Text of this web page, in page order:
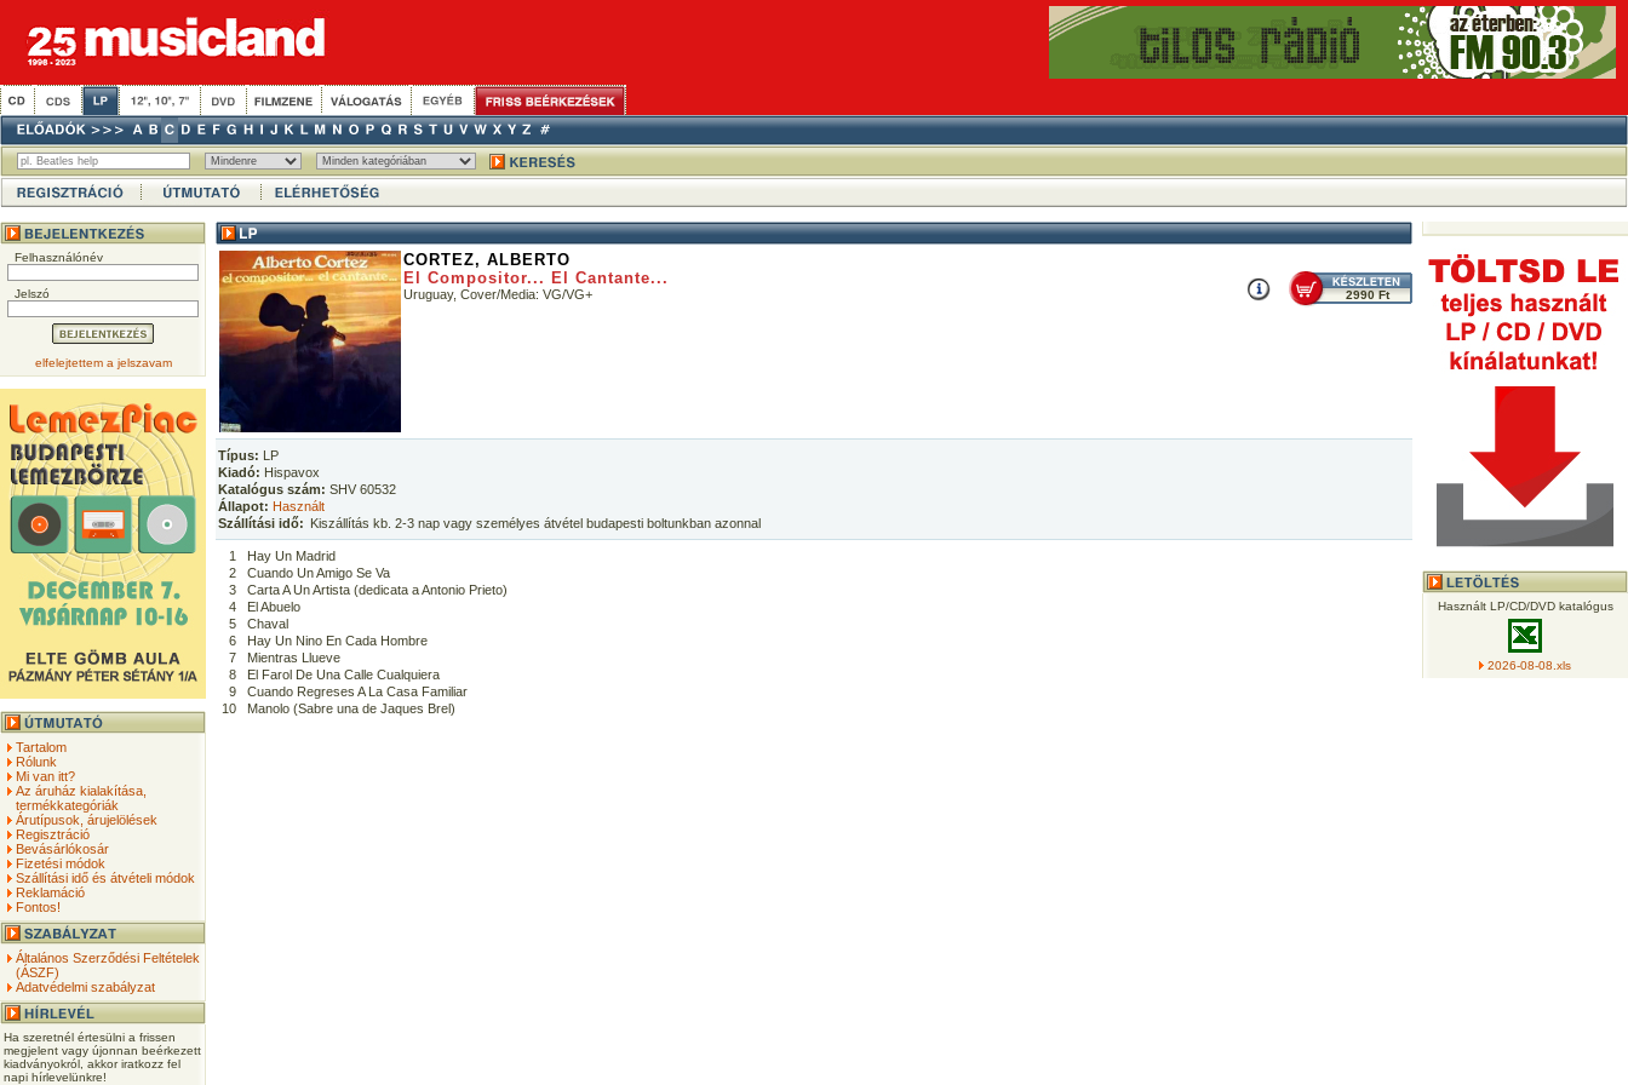
Felhasználónév
Jelszó
elfelejtettem a jelszavam
Tartalom
Rólunk
Mi van itt?
Az áruház kialakítása,
termékkategóriák
Árutípusok, árujelölések
Regisztráció
Bevásárlókosár
Fizetési módok
Szállítási idő és átvételi módok
Reklamáció
Fontos!
Általános Szerződési Feltételek
(ÁSZF)
Adatvédelmi szabályzat
Ha szeretnél értesülni a frissen
megjelent vagy újonnan beérkezett
kiadványokról, akkor iratkozz fel
napi hírlevelünkre!
CORTEZ, ALBERTO
El Compositor... El Cantante...
Uruguay, Cover/Media: VG/VG+ 2990 Ft
Típus: LP
Kiadó: Hispavox
Katalógus szám: SHV 60532
Állapot: Használt
Szállítási idő: Kiszállítás kb. 2-3 nap vagy személyes átvétel budapesti boltunkban azonnal
1
Hay Un Madrid
2
Cuando Un Amigo Se Va
3
Carta A Un Artista (dedicata a Antonio Prieto)
4
El Abuelo
5
Chaval
6
Hay Un Nino En Cada Hombre
7
Mientras Llueve
8
El Farol De Una Calle Cualquiera
9
Cuando Regreses A La Casa Familiar
10
Manolo (Sabre una de Jaques Brel)
Használt LP/CD/DVD katalógus
2026-08-08.xls